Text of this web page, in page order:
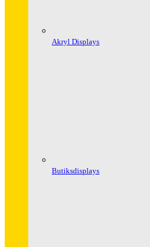
Akryl Displays
Butiksdisplays